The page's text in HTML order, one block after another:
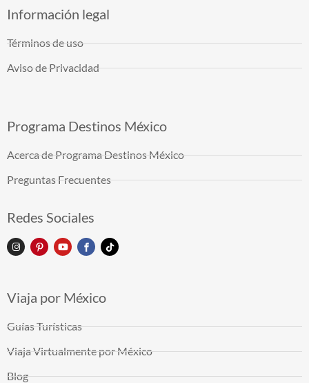
Información legal
Términos de uso
Aviso de Privacidad
Programa Destinos México
Acerca de Programa Destinos México
Preguntas Frecuentes
Redes Sociales
Viaja por México
Guías Turísticas
Viaja Virtualmente por México
Blog